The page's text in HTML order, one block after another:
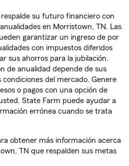
su futuro financiero con
en Morristown, TN. Las
garantizar un ingreso de por
con impuestos diferidos
sus ahorros para la jubilación.
de anualidad depende de sus
del mercado. Genere
o pagos con una opción de
State Farm puede ayudar a
errónea cuando se trata
obtener más información acerca
TN que respalden sus metas